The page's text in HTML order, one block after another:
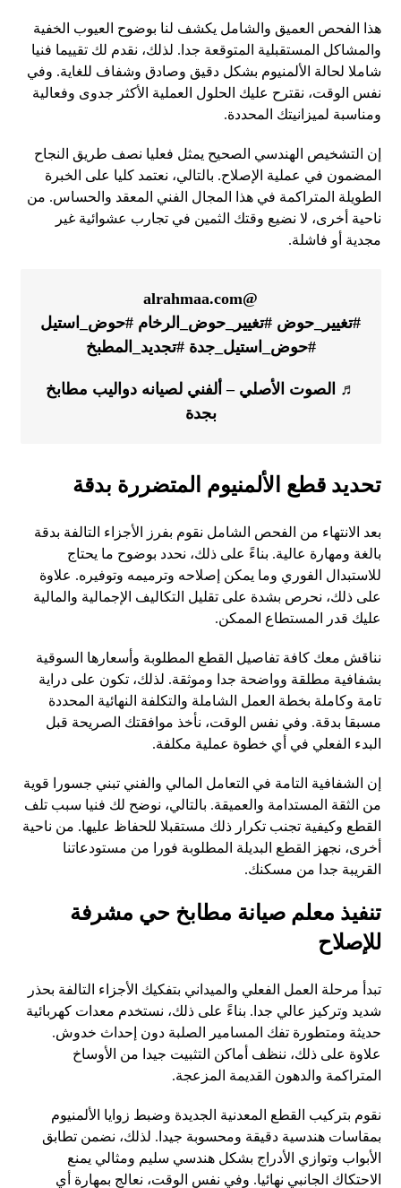
هذا الفحص العميق والشامل يكشف لنا بوضوح العيوب الخفية
والمشاكل المستقبلية المتوقعة جدا. لذلك، نقدم لك تقييما فنيا
شاملا لحالة الألمنيوم بشكل دقيق وصادق وشفاف للغاية. وفي
نفس الوقت، نقترح عليك الحلول العملية الأكثر جدوى وفعالية
ومناسبة لميزانيتك المحددة.
إن التشخيص الهندسي الصحيح يمثل فعليا نصف طريق النجاح
المضمون في عملية الإصلاح. بالتالي، نعتمد كليا على الخبرة
الطويلة المتراكمة في هذا المجال الفني المعقد والحساس. من
ناحية أخرى، لا نضيع وقتك الثمين في تجارب عشوائية غير
مجدية أو فاشلة.
@alrahmaa.com
#تغيير_حوض #تغيير_حوض_الرخام #حوض_استيل
#حوض_استيل_جدة #تجديد_المطبخ
♬ الصوت الأصلي – ألفني لصيانه دواليب مطابخ
بجدة
تحديد قطع الألمنيوم المتضررة بدقة
بعد الانتهاء من الفحص الشامل نقوم بفرز الأجزاء التالفة بدقة
بالغة ومهارة عالية. بناءً على ذلك، نحدد بوضوح ما يحتاج
للاستبدال الفوري وما يمكن إصلاحه وترميمه وتوفيره. علاوة
على ذلك، نحرص بشدة على تقليل التكاليف الإجمالية والمالية
عليك قدر المستطاع الممكن.
نناقش معك كافة تفاصيل القطع المطلوبة وأسعارها السوقية
بشفافية مطلقة وواضحة جدا وموثقة. لذلك، تكون على دراية
تامة وكاملة بخطة العمل الشاملة والتكلفة النهائية المحددة
مسبقا بدقة. وفي نفس الوقت، نأخذ موافقتك الصريحة قبل
البدء الفعلي في أي خطوة عملية مكلفة.
إن الشفافية التامة في التعامل المالي والفني تبني جسورا قوية
من الثقة المستدامة والعميقة. بالتالي، نوضح لك فنيا سبب تلف
القطع وكيفية تجنب تكرار ذلك مستقبلا للحفاظ عليها. من ناحية
أخرى، نجهز القطع البديلة المطلوبة فورا من مستودعاتنا
القريبة جدا من مسكنك.
تنفيذ معلم صيانة مطابخ حي مشرفة
للإصلاح
تبدأ مرحلة العمل الفعلي والميداني بتفكيك الأجزاء التالفة بحذر
شديد وتركيز عالي جدا. بناءً على ذلك، نستخدم معدات كهربائية
حديثة ومتطورة تفك المسامير الصلبة دون إحداث خدوش.
علاوة على ذلك، ننظف أماكن التثبيت جيدا من الأوساخ
المتراكمة والدهون القديمة المزعجة.
نقوم بتركيب القطع المعدنية الجديدة وضبط زوايا الألمنيوم
بمقاسات هندسية دقيقة ومحسوبة جيدا. لذلك، نضمن تطابق
الأبواب وتوازي الأدراج بشكل هندسي سليم ومثالي يمنع
الاحتكاك الجانبي نهائيا. وفي نفس الوقت، نعالج بمهارة أي